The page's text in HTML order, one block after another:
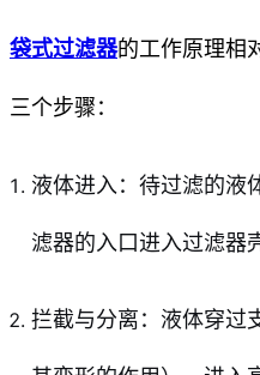
袋式过滤器的工作原理相
三个步骤：
液体进入：待过滤的液
滤器的入口进入过滤器
拦截与分离：液体穿过